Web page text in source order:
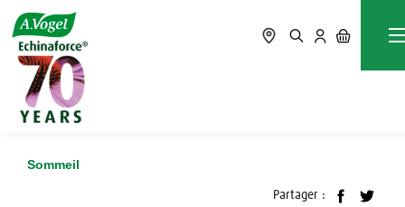
Accueil
Quelle est la température idéale pour dormir ?
Sommeil
Partager :